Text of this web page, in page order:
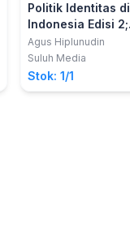
Politik Identitas di
Indonesia Edisi 2;
dari Zaman
Kolonialis Belanda
Hingga Reformasi
Agus Hiplunudin
Suluh Media
Stok: 1/1